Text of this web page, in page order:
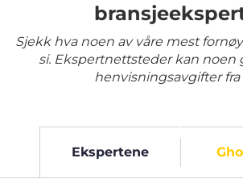
Sjekk hva noen av våre mest
si. Ekspertnettsteder kan noen
henvisningsavgifter fra
Ekspertene